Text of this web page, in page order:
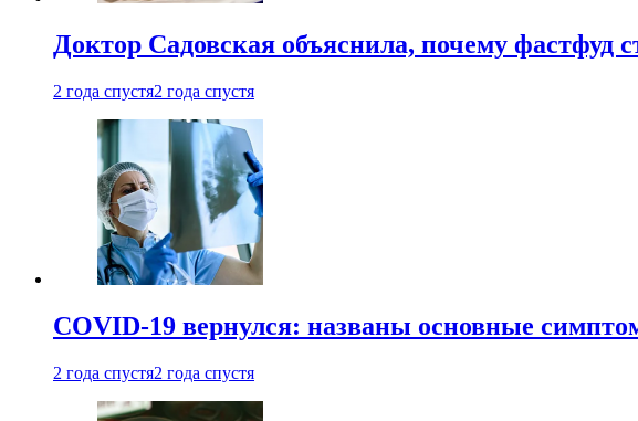
Доктор Садовская объяснила, почему фастфуд
2 года спустя2 года спустя
COVID-19 вернулся: названы основные
2 года спустя2 года спустя